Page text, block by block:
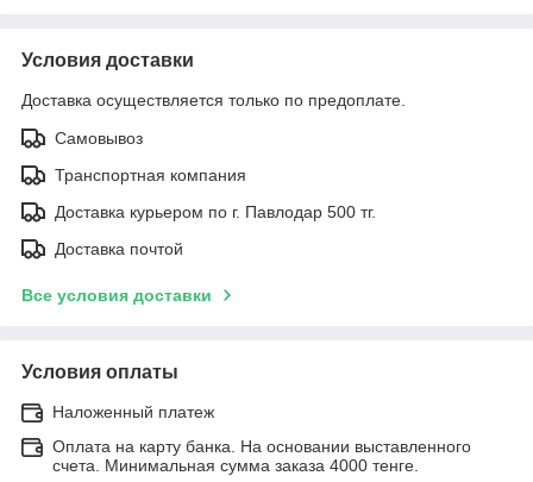
Условия доставки
Доставка осуществляется только по предоплате.
Самовывоз
Транспортная компания
Доставка курьером по г. Павлодар 500 тг.
Доставка почтой
Все условия доставки
Условия оплаты
Наложенный платеж
Оплата на карту банка. На основании выставленного
счета. Минимальная сумма заказа 4000 тенге.